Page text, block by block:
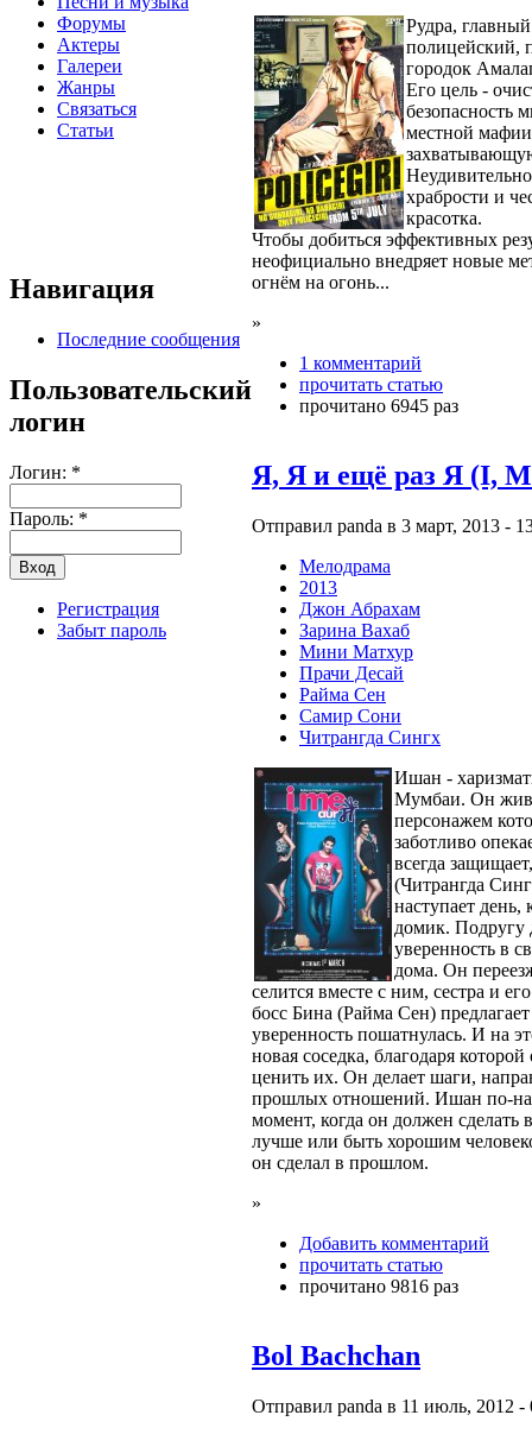
Форумы
Актеры
Галереи
Жанры
Связаться
Статьи
Навигация
Последние сообщения
Пользовательский
логин
Логин: *
Пароль: *
Регистрация
Забыт пароль
Рудра,
полицейский,
городок
Его цель -
безопасность
местной
храбрости и
красотка.
Чтобы добиться эффективных
неофициально внедряет новые
огнём на огонь...
»
1 комментарий
прочитать статью
прочитано 6945 раз
Я, Я и ещё раз Я (I,
Отправил panda в 3 март, 2013 -
Мелодрама
2013
Джон Абрахам
Зарина Вахаб
Мини Матхур
Прачи Десай
Райма Сен
Самир Сони
Читрангда Сингх
Ишан -
Мумбаи. Он
персонажем
заботливо
всегда
(Читрангда
наступает день,
домик. Подругу
уверенность в
дома. Он
селится вместе с ним, сестра и
босс Бина (Райма Сен)
уверенность пошатнулась. И на
новая соседка, благодаря
ценить их. Он делает шаги,
прошлых отношений. Ишан по-
момент, когда он должен
лучше или быть хорошим
он сделал в прошлом.
»
Добавить комментарий
прочитать статью
прочитано 9816 раз
Bol Bachchan
Отправил panda в 11 июль, 2012 -